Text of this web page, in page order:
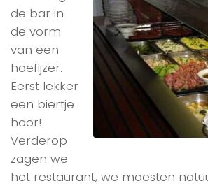
de bar in
de vorm
van een
hoefijzer.
Eerst lekker
een biertje
hoor!
Verderop
zagen we
het restaurant, we moesten